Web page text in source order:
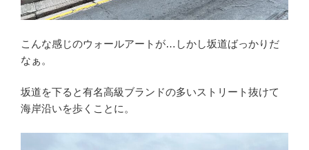
こんな感じのウォールアートが…しかし坂道ばっかりだ
なぁ。
坂道を下ると有名高級ブランドの多いストリート抜けて
海岸沿いを歩くことに。